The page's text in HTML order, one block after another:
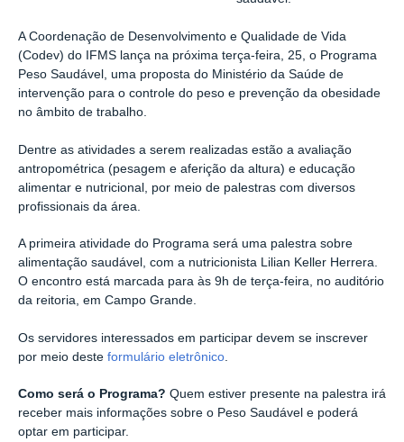
A Coordenação de Desenvolvimento e Qualidade de Vida
(Codev) do IFMS lança na próxima terça-feira, 25, o Programa
Peso Saudável, uma proposta do Ministério da Saúde de
intervenção para o controle do peso e prevenção da obesidade
no âmbito de trabalho.
Dentre as atividades a serem realizadas estão a avaliação
antropométrica (pesagem e aferição da altura) e educação
alimentar e nutricional, por meio de palestras com diversos
profissionais da área.
A primeira atividade do Programa será uma palestra sobre
alimentação saudável, com a nutricionista Lilian Keller Herrera.
O encontro está marcada para às 9h de terça-feira, no auditório
da reitoria, em Campo Grande.
Os servidores interessados em participar devem se inscrever
por meio deste formulário eletrônico
Como será o Programa? Quem estiver presente na palestra irá
receber mais informações sobre o Peso Saudável e poderá
optar em participar.